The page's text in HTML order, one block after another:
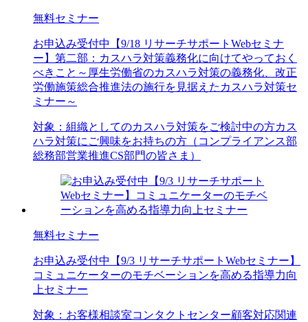
無料セミナー
お申込み受付中
【9/18 リサーチサポートWebセミナ
ー】第二部：カスハラ対策義務化に向けてやっておく
べきこと～厚生労働省のカスハラ対策の義務化、改正
労働施策総合推進法の施行を見据えたカスハラ対策セ
ミナー～
対象： 組織としてのカスハラ対策をご検討中の方カス
ハラ対策にご興味をお持ちの方（コンプライアンス部
総務部営業推進CS部門の皆さま）
無料セミナー
お申込み受付中
【9/3 リサーチサポートWebセミナー】
コミュニケーターのモチベーションを高める指導力向
上セミナー
対象： お客様相談室コンタクトセンター顧客対応関連